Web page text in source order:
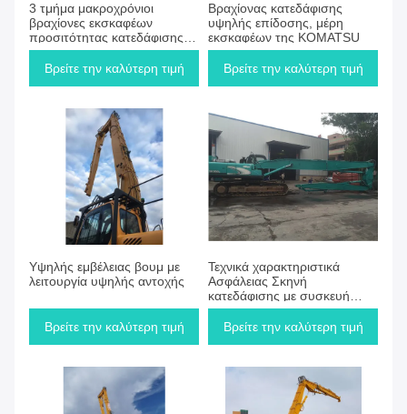
3 τμήμα μακροχρόνιοι
βραχίονες εκσκαφέων
προσιτότητας κατεδάφισης,
υψηλός βραχίονας
προσιτότητας
Βρείτε την καλύτερη τιμή
Βραχίονας κατεδάφισης
υψηλής επίδοσης, μέρη
εκσκαφέων της KOMATSU
Βρείτε την καλύτερη τιμή
Υψηλής εμβέλειας βουμ με
λειτουργία υψηλής αντοχής
Βρείτε την καλύτερη τιμή
Τεχνικά χαρακτηριστικά
Ασφάλειας Σκηνή
κατεδάφισης με συσκευή
κατά της πτώσης και
προστασία από
Βρείτε την καλύτερη τιμή